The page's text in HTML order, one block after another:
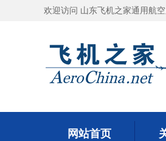
欢迎访问 山东飞机之家通用航
网站首页